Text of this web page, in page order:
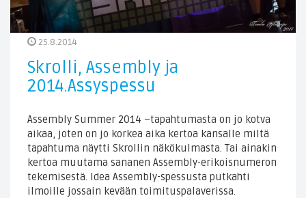
25.8.2014
Skrolli, Assembly ja
2014.Assyspessu
Assembly Summer 2014 –tapahtumasta on jo kotva
aikaa, joten on jo korkea aika kertoa kansalle miltä
tapahtuma näytti Skrollin näkökulmasta. Tai ainakin
kertoa muutama sananen Assembly-erikoisnumeron
tekemisestä. Idea Assembly-spessusta putkahti
ilmoille jossain kevään toimituspalaverissa.